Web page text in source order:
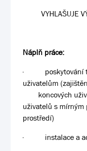
VYHLAŠUJE
Náplň práce:
·
poskytování
uživatelům
koncových
uživatelů s mírným
prostředí)
·
instalace a